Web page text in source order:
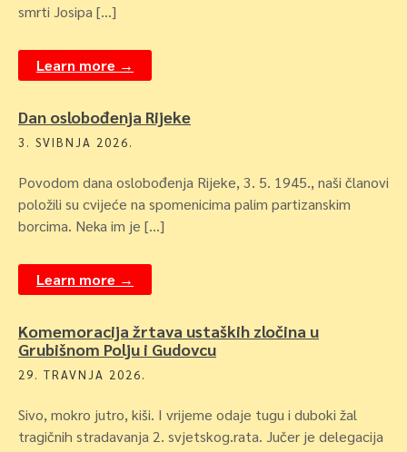
smrti Josipa […]
Learn more →
Dan oslobođenja Rijeke
3. SVIBNJA 2026.
Povodom dana oslobođenja Rijeke, 3. 5. 1945., naši članovi
položili su cvijeće na spomenicima palim partizanskim
borcima. Neka im je […]
Learn more →
Komemoracija žrtava ustaških zločina u
Grubišnom Polju i Gudovcu
29. TRAVNJA 2026.
Sivo, mokro jutro, kiši. I vrijeme odaje tugu i duboki žal
tragičnih stradavanja 2. svjetskog.rata. Jučer je delegacija